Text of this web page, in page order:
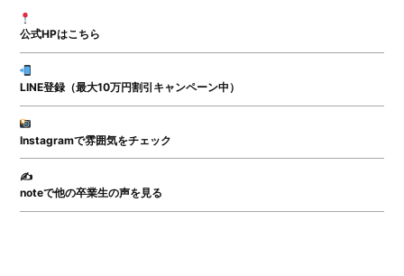
公式HPはこちら
LINE登録（最大10万円割引キャンペーン中）
Instagramで雰囲気をチェック
✍️
noteで他の卒業生の声を見る